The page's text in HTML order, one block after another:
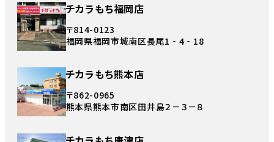
チカラもち福岡店
〒814-0123
福岡県福岡市城南区長尾1‐4‐18
チカラもち熊本店
〒862-0965
熊本県熊本市南区田井島２－３－８